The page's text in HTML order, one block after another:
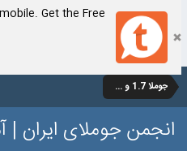
Get the Free
جوملا 1.7 و 2.5
انجمن جوملای ایران |